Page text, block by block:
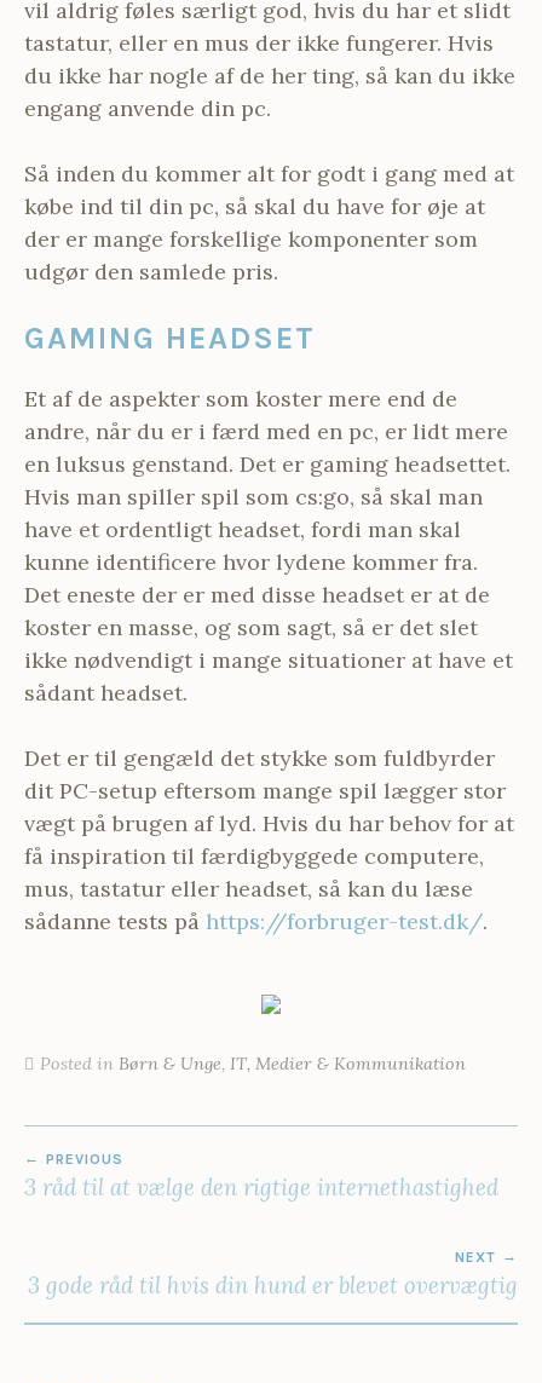
vil aldrig føles særligt god, hvis du har et slidt
tastatur, eller en mus der ikke fungerer. Hvis
du ikke har nogle af de her ting, så kan du ikke
engang anvende din pc.
Så inden du kommer alt for godt i gang med at
købe ind til din pc, så skal du have for øje at
der er mange forskellige komponenter som
udgør den samlede pris.
GAMING HEADSET
Et af de aspekter som koster mere end de
andre, når du er i færd med en pc, er lidt mere
en luksus genstand. Det er gaming headsettet.
Hvis man spiller spil som cs:go, så skal man
have et ordentligt headset, fordi man skal
kunne identificere hvor lydene kommer fra.
Det eneste der er med disse headset er at de
koster en masse, og som sagt, så er det slet
ikke nødvendigt i mange situationer at have et
sådant headset.
Det er til gengæld det stykke som fuldbyrder
dit PC-setup eftersom mange spil lægger stor
vægt på brugen af lyd. Hvis du har behov for at
få inspiration til færdigbyggede computere,
mus, tastatur eller headset, så kan du læse
sådanne tests på https://forbruger-test.dk/.
Posted in Børn & Unge, IT, Medier & Kommunikation
PREVIOUS
3 råd til at vælge den rigtige internethastighed
NEXT
3 gode råd til hvis din hund er blevet overvægtig